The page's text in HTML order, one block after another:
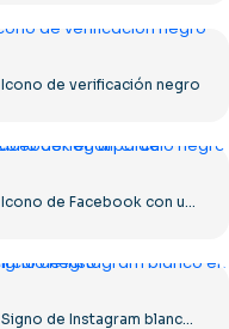
Icono de verificación negro
Signo de Instagram blanco en círculo negro